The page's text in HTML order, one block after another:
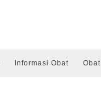
Informasi Obat Obat